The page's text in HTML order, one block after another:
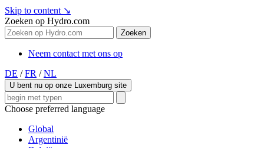
Skip to content ↘
Zoeken op Hydro.com
Zoeken
Neem contact met ons op
DE / FR / NL
U bent nu op onze Luxemburg site
Choose preferred language
Global
Argentinië